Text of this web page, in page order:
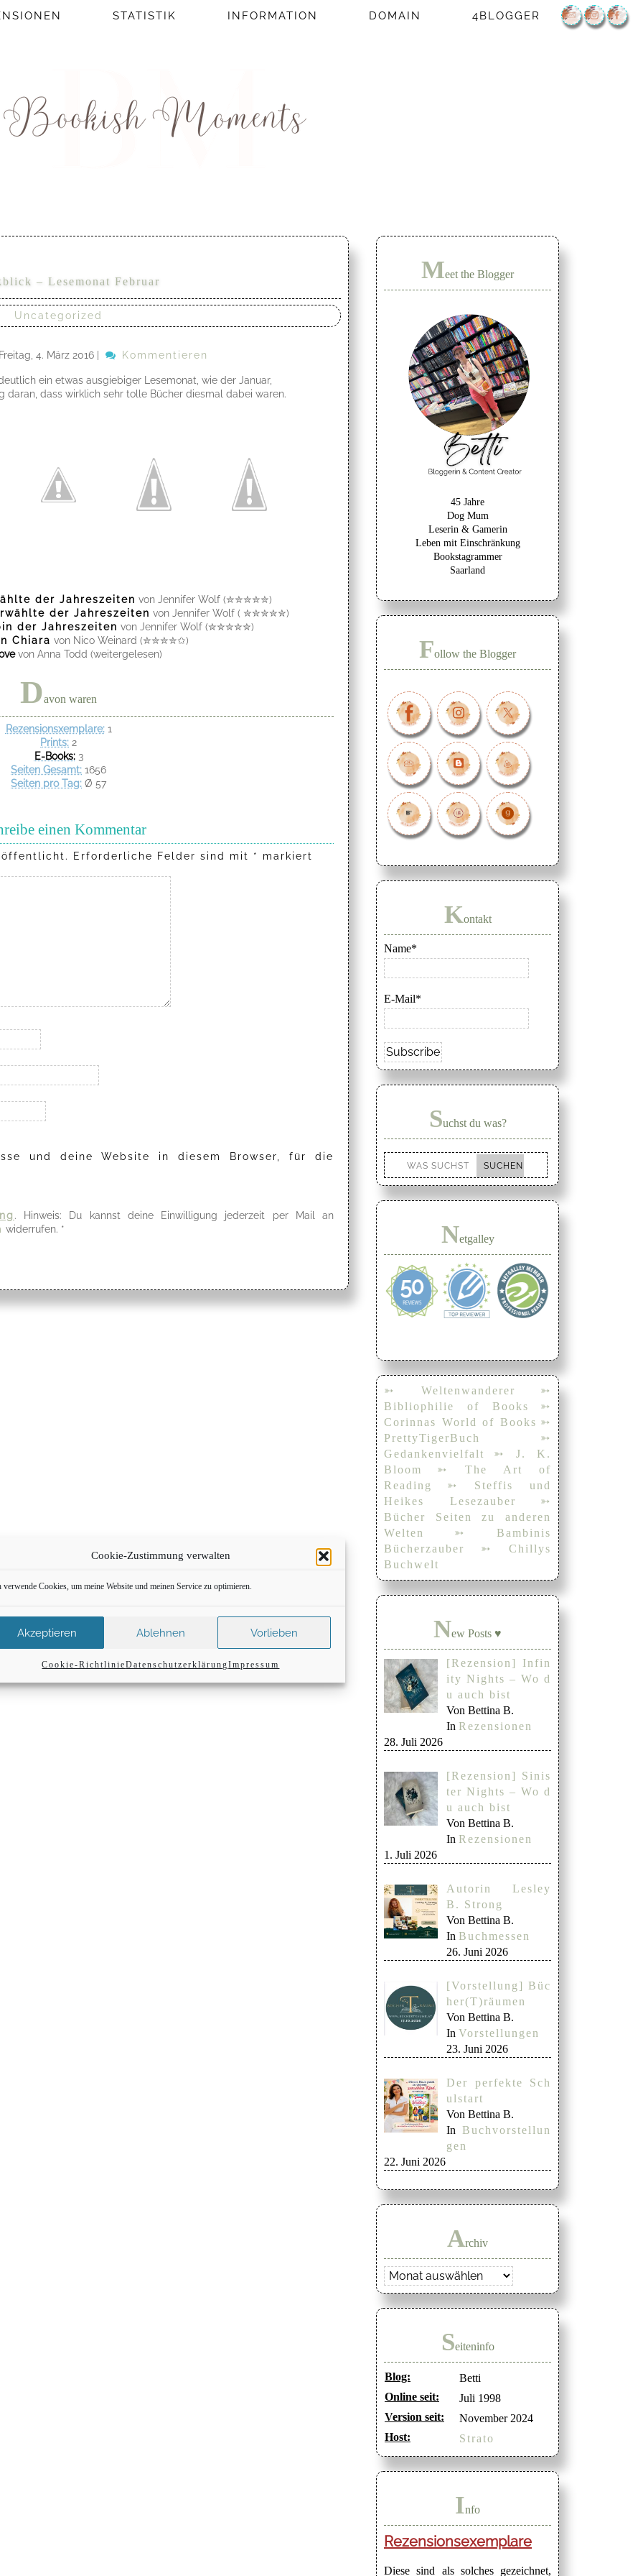
Cookie-Zustimmung verwalten
verwende Cookies, um meine Website und meinen Service zu optimieren.
Akzeptieren Ablehnen Vorlieben
Cookie-RichtlinieDatenschutzerklärungImpressum
STATISTIK INFORMATION DOMAIN 4BLOGGER
– Lesemonat Februar
Uncategorized
4. März 2016 Kommentieren
ein etwas ausgiebiger Lesemonat, wie der Januar,
daran, dass wirklich sehr tolle Bücher diesmal dabei waren.
der Jahreszeiten von Jennifer Wolf (✮✮✮✮✮)
der Jahreszeiten von Jennifer Wolf ( ✮✮✮✮✮)
der Jahreszeiten von Jennifer Wolf (✮✮✮✮✮)
Chiara von Nico Weinard (✮✮✮✮✩)
von Anna Todd (weitergelesen)
Davon waren
Rezensionsxemplare:1
Prints: 2
E-Books:3
Seiten Gesamt: 1656
Seiten pro Tag: Ø 57
einen Kommentar
Erforderliche Felder sind mit * markiert
und deine Website in diesem Browser, für die
. Hinweis: Du kannst deine Einwilligung jederzeit per Mail an
widerrufen. *
Meet the Blogger
45 Jahre
Dog Mum
Leserin & Gamerin
Leben mit Einschränkung
Bookstagrammer
Saarland
Follow the Blogger
Kontakt
Name*
E-Mail*
Suchst du was?
Netgalley
➳ Weltenwanderer
➳
Bibliophilie of Books
➳
Corinnas World of Books ➳
PrettyTigerBuch
➳
Gedankenvielfalt
➳ J. K.
Bloom
➳ The Art of
Reading
➳ Steffis und
Heikes Lesezauber
➳
Bücher Seiten zu anderen
Welten
➳ Bambinis
Bücherzauber
➳ Chillys
Buchwelt
New Posts ♥
[Rezension] Infin
ity Nights – Wo d
u auch bist
Von Bettina B.
In Rezensionen
28. Juli 2026
[Rezension] Sinis
ter Nights – Wo d
u auch bist
Von Bettina B.
In Rezensionen
1. Juli 2026
Autorin Lesley
B. Strong
Von Bettina B.
In Buchmessen
26. Juni 2026
[Vorstellung] Büc
her(T)räumen
Von Bettina B.
In Vorstellungen
23. Juni 2026
Der perfekte Sch
ulstart
Von Bettina B.
In Buchvorstellun
gen
22. Juni 2026
Archiv
Archiv
Seiteninfo
Blog:
Betti
Online seit:
Juli 1998
Version seit:
November 2024
Host:
Strato
Info
Rezensionsexemplare
Diese sind als solches gezeichnet,